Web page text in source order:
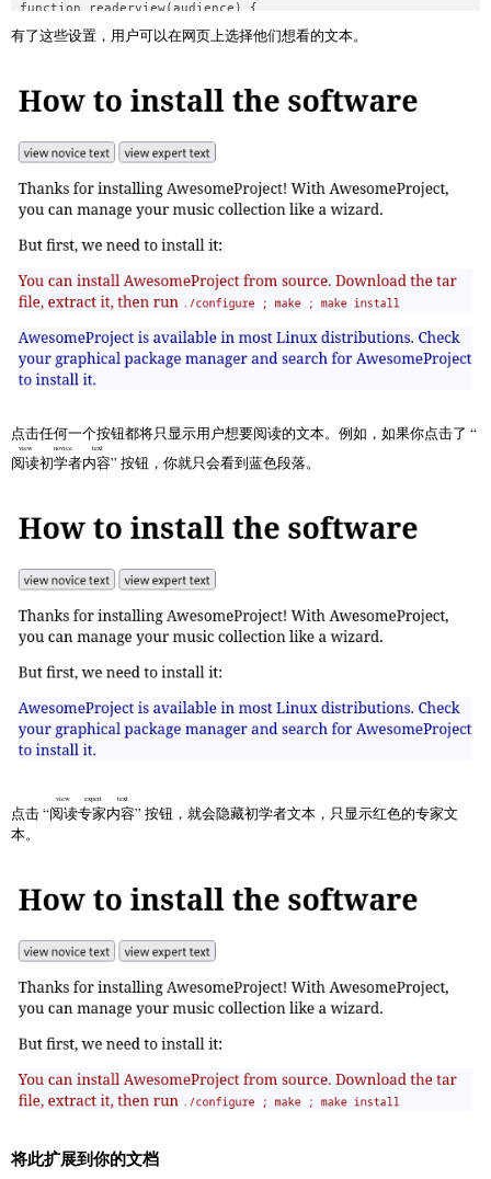
function readerview(audience) {
  var list, item;
  list = document.getElementsByClassName("reader");
    list[item].style.display = "none";
  }
  // show all class=audience
    list[item].style.display = "block";
  }
</script>
<h1>How to install the software</h1>
<button onclick="readerview('novice')">view novice text</
</nav>
<p>Thanks for installing AwesomeProject! With AwesomeProject,
<p>But first, we need to install it:</p>
source. Download the tar file, extract it, then run
<code>./configure ; make ; make install</code></p>
<p class="novice reader">AwesomeProject is available in
most Linux distributions. Check your graphical package
</body>
有了这些设置，用户可以在网页上选择他们想看的文本。
点击任何一个按钮都将只显示用户想要阅读的文本。例如，如果你点击了 “
阅读初学者内容
view novice text
” 按钮，你就只会看到蓝色段落。
点击 “阅读专家内容
view expert text
” 按钮，就会隐藏初学者文本，只显示红色的专家文
本。
将此扩展到你的文档